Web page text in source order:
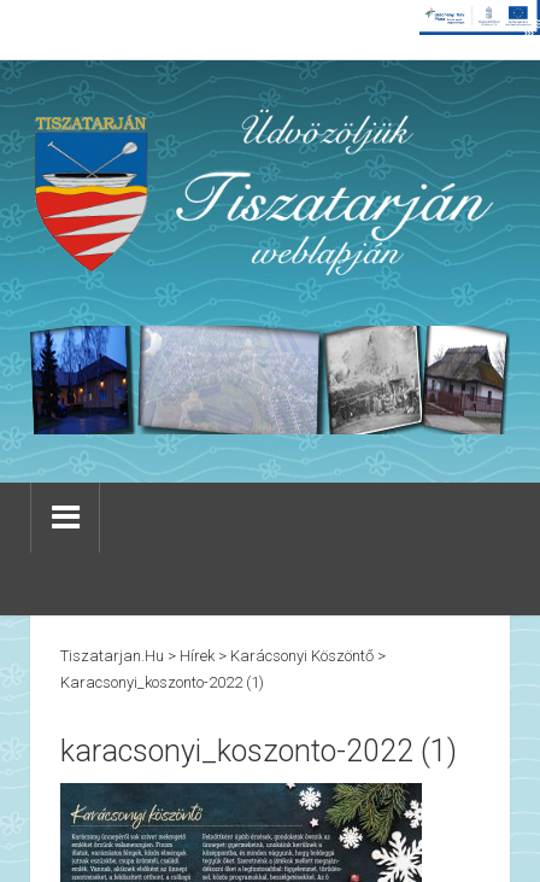
Tiszatarjan.hu > Hírek> Karácsonyi Köszöntő >
Karacsonyi_koszonto-2022 (1)
karacsonyi_koszonto-2022 (1)